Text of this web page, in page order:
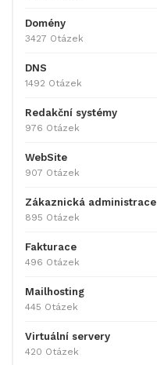
Domény
3427 Otázek
DNS
1492 Otázek
Redakční systémy
976 Otázek
WebSite
907 Otázek
Zákaznická administrace
895 Otázek
Fakturace
496 Otázek
Mailhosting
445 Otázek
Virtuální servery
420 Otázek